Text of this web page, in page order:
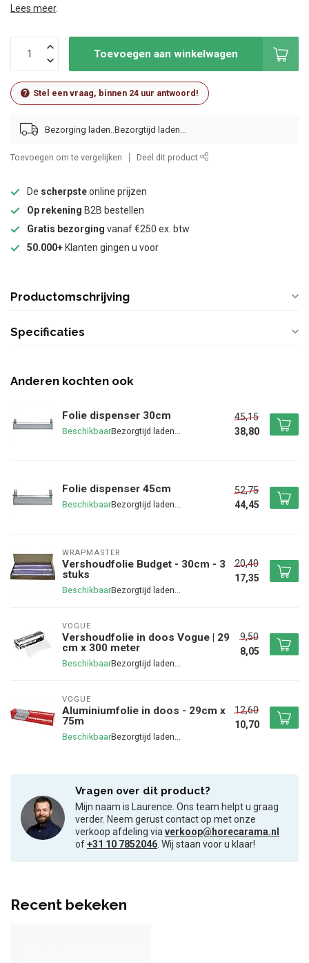
Lees meer.
Toevoegen aan winkelwagen
Stel een vraag, binnen 24 uur antwoord!
Bezorging laden..
Toevoegen om te vergelijken Deel dit product
De scherpsteonline prijzen
Op rekening B2B bestellen
Gratis bezorging vanaf €250 ex. btw
50.000+ Klanten gingen u voor
Productomschrijving
Specificaties
Anderen kochten ook
Folie dispenser 30cm
Beschikbaar
45,15
38,80
Folie dispenser 45cm
Beschikbaar
52,75
44,45
WRAPMASTER
Vershoudfolie Budget - 30cm - 3
stuks
Beschikbaar
20,40
17,35
VOGUE
Vershoudfolie in doos Vogue | 29
cm x 300 meter
Beschikbaar
9,50
8,05
VOGUE
Aluminiumfolie in doos - 29cm x
75m
Beschikbaar
12,60
10,70
Vragen over dit product?
Mijn naam is Laurence. Ons team helpt u graag
verder. Neem gerust contact op met onze
verkoop afdeling viaverkoop@horecarama.nl
of+31 10 7852046. Wij staan voor u klaar!
Recent bekeken